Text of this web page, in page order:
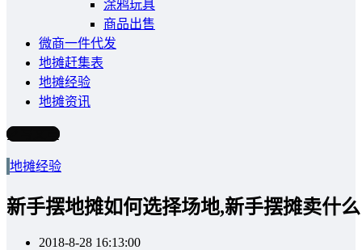
涂鸦玩具
商品出售
微商一件代发
地摊赶集表
地摊经验
地摊资讯
写文章
地摊经验
新手摆地摊如何选择场地,新手摆摊卖什
2018-8-28 16:13:00